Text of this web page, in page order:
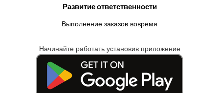
Развитие ответственности
Выполнение заказов вовремя
Начинайте работать установив приложение